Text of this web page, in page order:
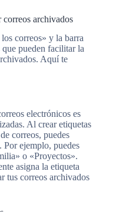
correos archivados
correos» y la barra
que pueden facilitar la
Aquí te
electrónicos es
Al crear etiquetas
correos, puedes
Por ejemplo, puedes
o «Proyectos».
asigna la etiqueta
tus correos archivados